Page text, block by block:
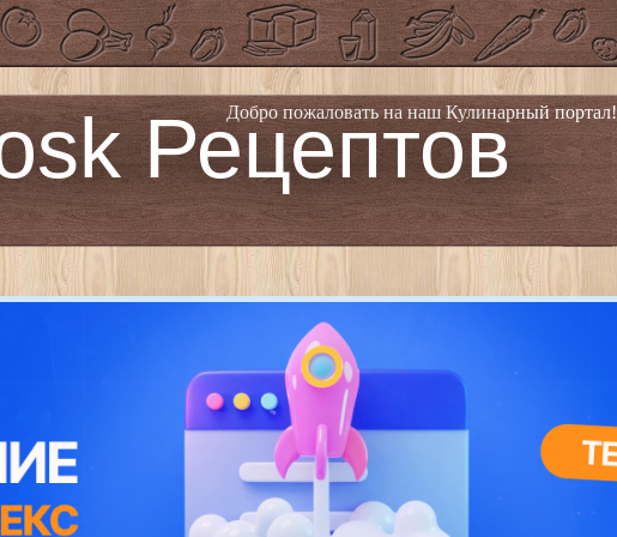
Добро пожаловать на наш Кулинарный портал!
Рецептов